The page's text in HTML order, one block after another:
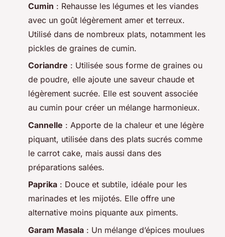
Cumin : Rehausse les légumes et les viandes
avec un goût légèrement amer et terreux.
Utilisé dans de nombreux plats, notamment les
pickles de graines de cumin.
Coriandre : Utilisée sous forme de graines ou
de poudre, elle ajoute une saveur chaude et
légèrement sucrée. Elle est souvent associée
au cumin pour créer un mélange harmonieux.
Cannelle : Apporte de la chaleur et une légère
piquant, utilisée dans des plats sucrés comme
le carrot cake, mais aussi dans des
préparations salées.
Paprika : Douce et subtile, idéale pour les
marinades et les mijotés. Elle offre une
alternative moins piquante aux piments.
Garam Masala : Un mélange d’épices moulues